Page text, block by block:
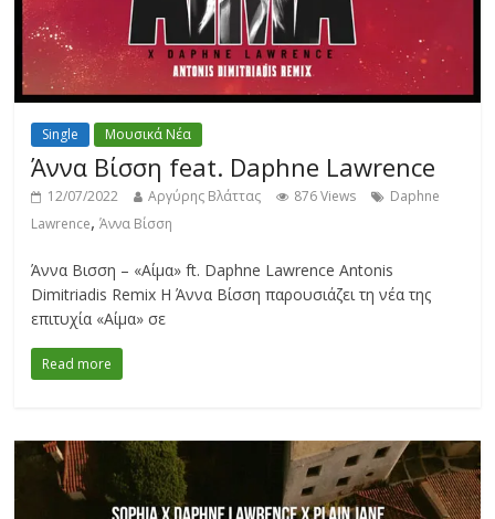
Single Μουσικά Νέα
Άννα Βίσση feat. Daphne Lawrence
12/07/2022 Αργύρης Βλάττας 876 Views
Daphne
Lawrence,Άννα Βίσση
Άννα Βισση – «Αίμα» ft. Daphne Lawrence Antonis
Dimitriadis Remix Η Άννα Βίσση παρουσιάζει τη νέα της
επιτυχία «Αίμα» σε
Read more